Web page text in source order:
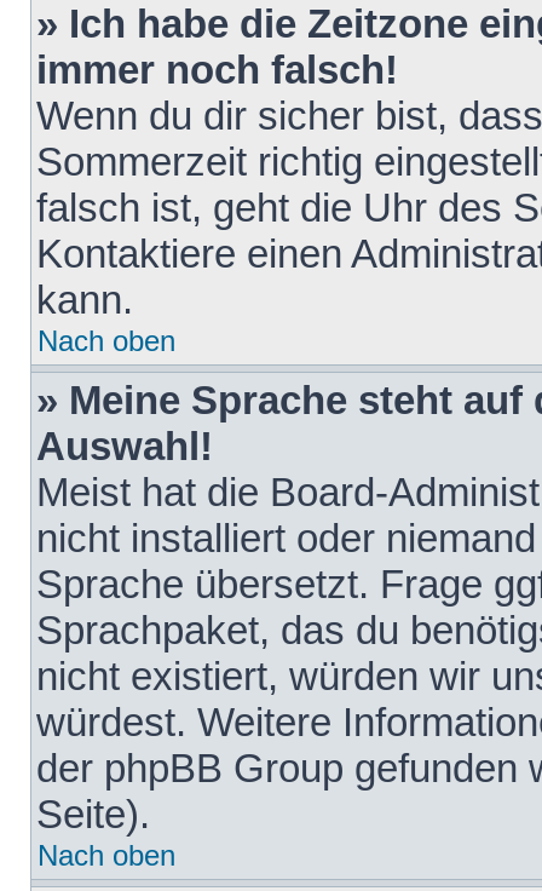
» Ich habe die Zeitzone
immer noch falsch!
Wenn du dir sicher bist,
Sommerzeit richtig
falsch ist, geht die Uhr des
Kontaktiere einen
kann.
Nach oben
» Meine Sprache steht
Auswahl!
Meist hat die Board-
nicht installiert oder
Sprache übersetzt. Frage
Sprachpaket, das du
nicht existiert, würden wir
würdest. Weitere
der phpBB Group gefunden
Seite).
Nach oben